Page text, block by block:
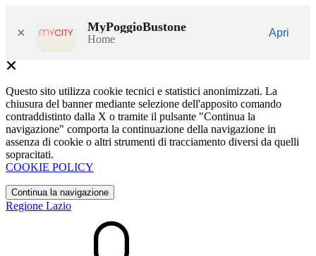
× MyPoggioBustone
Home
Apri
Questo sito utilizza cookie tecnici e statistici anonimizzati. La
chiusura del banner mediante selezione dell'apposito comando
contraddistinto dalla X o tramite il pulsante "Continua la
navigazione" comporta la continuazione della navigazione in
assenza di cookie o altri strumenti di tracciamento diversi da quelli
sopracitati.
COOKIE POLICY
Continua la navigazione
Regione Lazio